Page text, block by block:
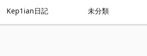
Kep1ian日記 未分類